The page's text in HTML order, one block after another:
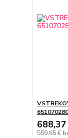
559,65 €